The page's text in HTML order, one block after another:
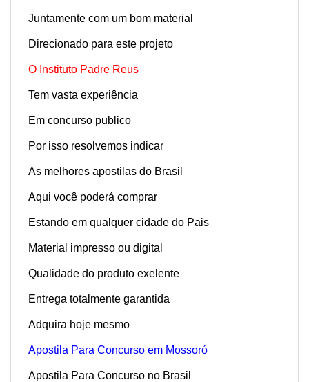
Juntamente com um bom material
Direcionado para este projeto
O Instituto Padre Reus
Tem vasta experiência
Em concurso publico
Por isso resolvemos indicar
As melhores apostilas do Brasil
Aqui você poderá comprar
Estando em qualquer cidade do Pais
Material impresso ou digital
Qualidade do produto exelente
Entrega totalmente garantida
Adquira hoje mesmo
Apostila Para Concurso em Mossoró
Apostila Para Concurso no Brasil